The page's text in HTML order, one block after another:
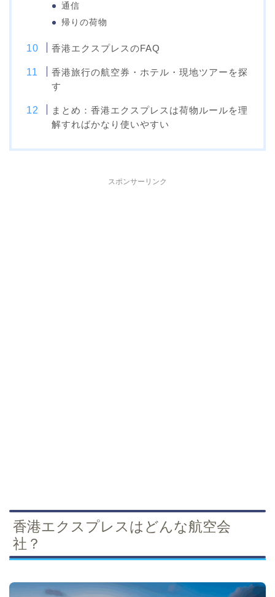
通信
帰りの荷物
香港エクスプレスのFAQ
香港旅行の航空券・ホテル・現地ツアーを探
す
まとめ：香港エクスプレスは荷物ルールを理
解すればかなり使いやすい
スポンサーリンク
香港エクスプレスはどんな航空会
社？